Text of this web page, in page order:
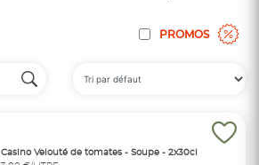
PROMOS
Casino Velouté de tomates - Soupe - 2x30cl